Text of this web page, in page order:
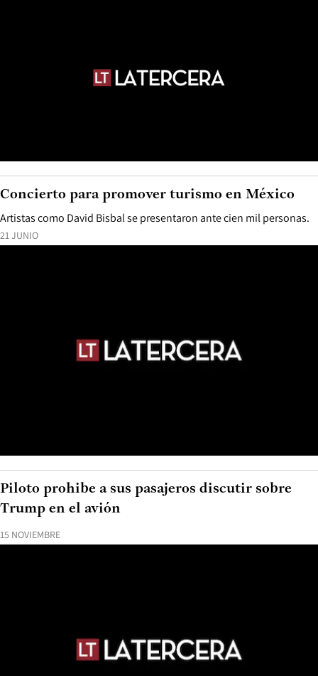
21 JUNIO
Artistas como David Bisbal se presentaron ante cien mil personas.
Concierto para promover turismo en México
15 NOVIEMBRE
Piloto prohibe a sus pasajeros discutir sobre
Trump en el avión